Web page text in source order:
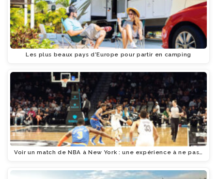
Les plus beaux pays d'Europe pour partir en camping
Voir un match de NBA à New York : une expérience à ne pas…